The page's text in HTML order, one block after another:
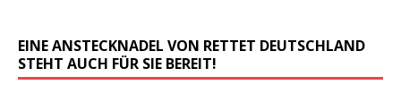
EINE ANSTECKNADEL VON RETTET DEUTSCHLAND
STEHT AUCH FÜR SIE BEREIT!